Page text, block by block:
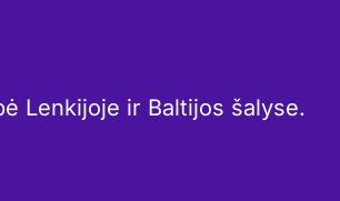
Lenkijoje ir Baltijos šalyse.